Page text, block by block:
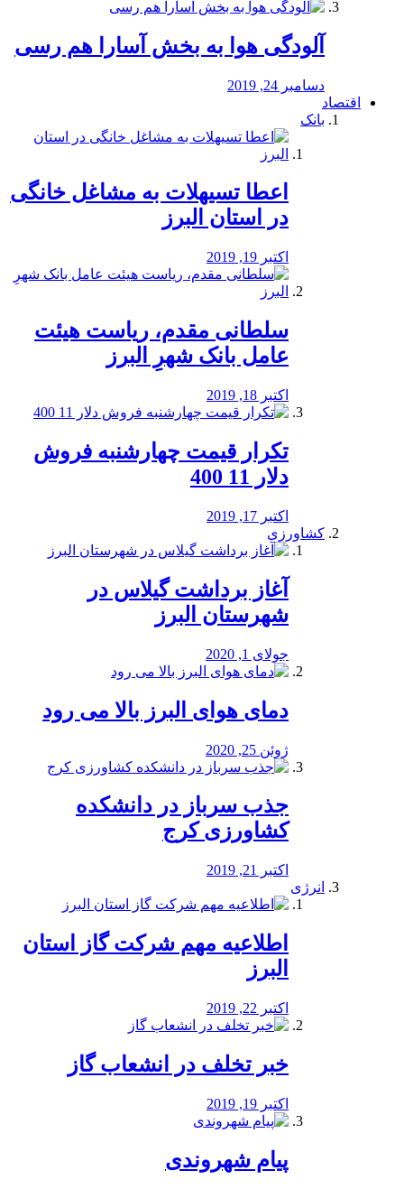
آلودگی هوا به بخش آسارا هم رسی
دسامبر 24, 2019
اقتصاد
بانک
️اعطا تسیهلات به مشاغل خانگی
در استان البرز
اکتبر 19, 2019
سلطانی مقدم، ریاست هیئت
عامل بانک شهرِ البرز
اکتبر 18, 2019
تکرار قیمت چهارشنبه فروش
دلار 11 400
اکتبر 17, 2019
کشاورزی
آغاز برداشت گیلاس در
شهرستان البرز
جولای 1, 2020
دمای هوای البرز بالا می رود
ژوئن 25, 2020
جذب سرباز در دانشکده
کشاورزی کرج
اکتبر 21, 2019
انرژی
️اطلاعیه مهم شرکت گاز استان
البرز
اکتبر 22, 2019
خبر تخلف در انشعاب گاز
اکتبر 19, 2019
پیام شهروندی